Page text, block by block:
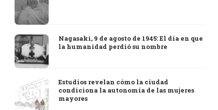
Nagasaki, 9 de agosto de 1945: El día en que
la humanidad perdió su nombre
Estudios revelan cómo la ciudad
condiciona la autonomía de las mujeres
mayores